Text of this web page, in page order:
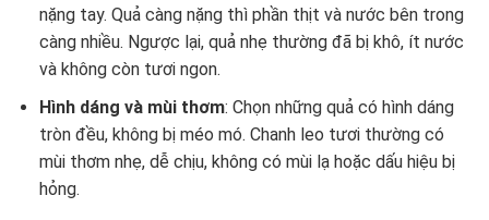
nặng tay. Quả càng nặng thì phần thịt và nước bên trong
càng nhiều. Ngược lại, quả nhẹ thường đã bị khô, ít nước
và không còn tươi ngon.
Hình dáng và mùi thơm: Chọn những quả có hình dáng
tròn đều, không bị méo mó. Chanh leo tươi thường có
mùi thơm nhẹ, dễ chịu, không có mùi lạ hoặc dấu hiệu bị
hỏng.